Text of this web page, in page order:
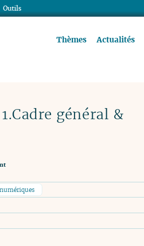
Thèmes Actualités
général &
Outils